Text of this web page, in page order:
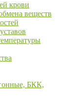
крови
веществ
БКК,